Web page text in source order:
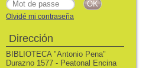
Olvidé mi contraseña
Dirección
BIBLIOTECA "Antonio Pena"
Durazno 1577 - Peatonal Encina